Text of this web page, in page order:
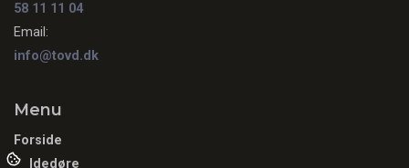
58 11 11 04
Email:
info@tovd.dk
Menu
Forside
Foldedøre